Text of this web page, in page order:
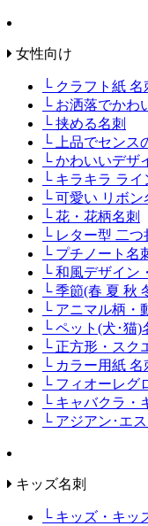
女性向け
└ クラフト紙
└ お洒落でかわ
└ 挟める名刺
└ 上品でセンス
└ かわいいデザ
└ キラキラ ラ
└ 可愛い リボン
└ 花・花柄名刺
└ レター型 二つ
└ プチノート名
└ 和風デザイン
└ 季節(春 夏 秋
└ アニマル柄・
└ ペット(犬･猫)
└ 正方形・スク
└ カラー用紙 名
└ フィオーレグ
└ キャバクラ・
└ アジアン･エ
キッズ名刺
└ キッズ・キッ